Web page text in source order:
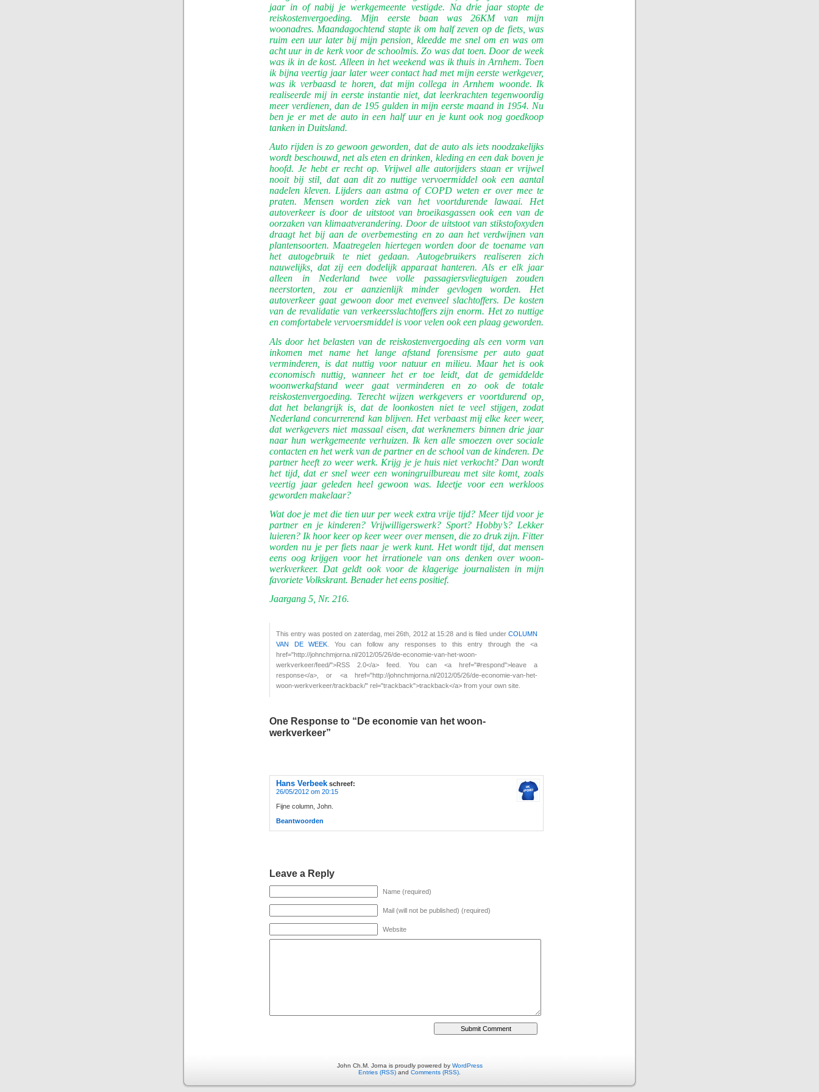
jaar in of nabij je werkgemeente vestigde. Na drie jaar stopte de
reiskostenvergoeding. Mijn eerste baan was 26KM van mijn
woonadres. Maandagochtend stapte ik om half zeven op de fiets, was
ruim een uur later bij mijn pension, kleedde me snel om en was om
acht uur in de kerk voor de schoolmis. Zo was dat toen. Door de week
was ik in de kost. Alleen in het weekend was ik thuis in Arnhem. Toen
ik bijna veertig jaar later weer contact had met mijn eerste werkgever,
was ik verbaasd te horen, dat mijn collega in Arnhem woonde. Ik
realiseerde mij in eerste instantie niet, dat leerkrachten tegenwoordig
meer verdienen, dan de 195 gulden in mijn eerste maand in 1954. Nu
ben je er met de auto in een half uur en je kunt ook nog goedkoop
tanken in Duitsland.
Auto rijden is zo gewoon geworden, dat de auto als iets noodzakelijks
wordt beschouwd, net als eten en drinken, kleding en een dak boven je
hoofd. Je hebt er recht op. Vrijwel alle autorijders staan er vrijwel
nooit bij stil, dat aan dit zo nuttige vervoermiddel ook een aantal
nadelen kleven. Lijders aan astma of COPD weten er over mee te
praten. Mensen worden ziek van het voortdurende lawaai. Het
autoverkeer is door de uitstoot van broeikasgassen ook een van de
oorzaken van klimaatverandering. Door de uitstoot van stikstofoxyden
draagt het bij aan de overbemesting en zo aan het verdwijnen van
plantensoorten. Maatregelen hiertegen worden door de toename van
het autogebruik te niet gedaan. Autogebruikers realiseren zich
nauwelijks, dat zij een dodelijk apparaat hanteren. Als er elk jaar
alleen in Nederland twee volle passagiersvliegtuigen zouden
neerstorten, zou er aanzienlijk minder gevlogen worden. Het
autoverkeer gaat gewoon door met evenveel slachtoffers. De kosten
van de revalidatie van verkeersslachtoffers zijn enorm. Het zo nuttige
en comfortabele vervoersmiddel is voor velen ook een plaag geworden.
Als door het belasten van de reiskostenvergoeding als een vorm van
inkomen met name het lange afstand forensisme per auto gaat
verminderen, is dat nuttig voor natuur en milieu. Maar het is ook
economisch nuttig, wanneer het er toe leidt, dat de gemiddelde
woonwerkafstand weer gaat verminderen en zo ook de totale
reiskostenvergoeding. Terecht wijzen werkgevers er voortdurend op,
dat het belangrijk is, dat de loonkosten niet te veel stijgen, zodat
Nederland concurrerend kan blijven. Het verbaast mij elke keer weer,
dat werkgevers niet massaal eisen, dat werknemers binnen drie jaar
naar hun werkgemeente verhuizen. Ik ken alle smoezen over sociale
contacten en het werk van de partner en de school van de kinderen. De
partner heeft zo weer werk. Krijg je je huis niet verkocht? Dan wordt
het tijd, dat er snel weer een woningruilbureau met site komt, zoals
veertig jaar geleden heel gewoon was. Ideetje voor een werkloos
geworden makelaar?
Wat doe je met die tien uur per week extra vrije tijd? Meer tijd voor je
partner en je kinderen? Vrijwilligerswerk? Sport? Hobby’s? Lekker
luieren? Ik hoor keer op keer weer over mensen, die zo druk zijn. Fitter
worden nu je per fiets naar je werk kunt. Het wordt tijd, dat mensen
eens oog krijgen voor het irrationele van ons denken over woon-
werkverkeer. Dat geldt ook voor de klagerige journalisten in mijn
favoriete Volkskrant. Benader het eens positief.
Jaargang 5, Nr. 216.
This entry was posted on zaterdag, mei 26th, 2012 at 15:28 and is filed under COLUMN
VAN DE WEEK . You can follow any responses to this entry through the <a
href="http://johnchmjorna.nl/2012/05/26/de-economie-van-het-woon-
werkverkeer/feed/">RSS 2.0</a> feed. You can <a href="#respond">leave a
response</a>, or <a href="http://johnchmjorna.nl/2012/05/26/de-economie-van-het-
woon-werkverkeer/trackback/" rel="trackback">trackback</a> from your own site.
One Response to “De economie van het woon-
werkverkeer”
Hans Verbeek schreef:
26/05/2012 om 20:15
Fijne column, John.
Beantwoorden
Leave a Reply
Name (required)
Mail (will not be published) (required)
Website
John Ch.M. Jorna is proudly powered by WordPress
Entries (RSS) and Comments (RSS).